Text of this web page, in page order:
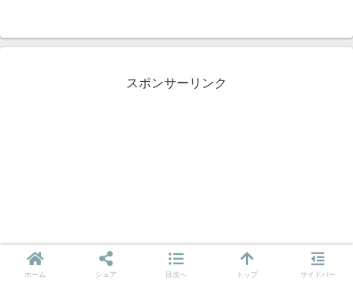
スポンサーリンク
ホーム シェア 目次へ トップ サイドバー